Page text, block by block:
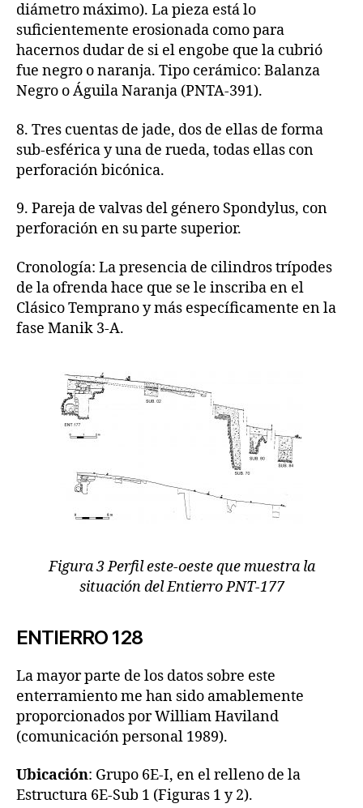
diámetro máximo). La pieza está lo
suficientemente erosionada como para
hacernos dudar de si el engobe que la cubrió
fue negro o naranja. Tipo cerámico: Balanza
Negro o Águila Naranja (PNTA-391).
8. Tres cuentas de jade, dos de ellas de forma
sub-esférica y una de rueda, todas ellas con
perforación bicónica.
9. Pareja de valvas del género Spondylus, con
perforación en su parte superior.
Cronología: La presencia de cilindros trípodes
de la ofrenda hace que se le inscriba en el
Clásico Temprano y más específicamente en la
fase Manik 3-A.
Figura 3 Perfil este-oeste que muestra la
situación del Entierro PNT-177
ENTIERRO 128
La mayor parte de los datos sobre este
enterramiento me han sido amablemente
proporcionados por William Haviland
(comunicación personal 1989).
Ubicación: Grupo 6E-I, en el relleno de la
Estructura 6E-Sub 1 (Figuras 1 y 2).